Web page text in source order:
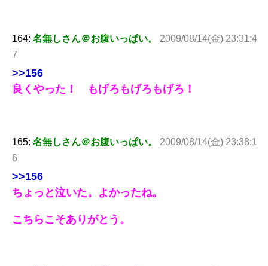
164: 名無しさん＠お腹いっぱい。
2009/08/14(金) 23:31:4
7
>>156
良くやった！ もげろもげろもげろ！
165: 名無しさん＠お腹いっぱい。
2009/08/14(金) 23:38:1
6
>>156
ちょっと泣いた。よかったね。
こちらこそありがとう。